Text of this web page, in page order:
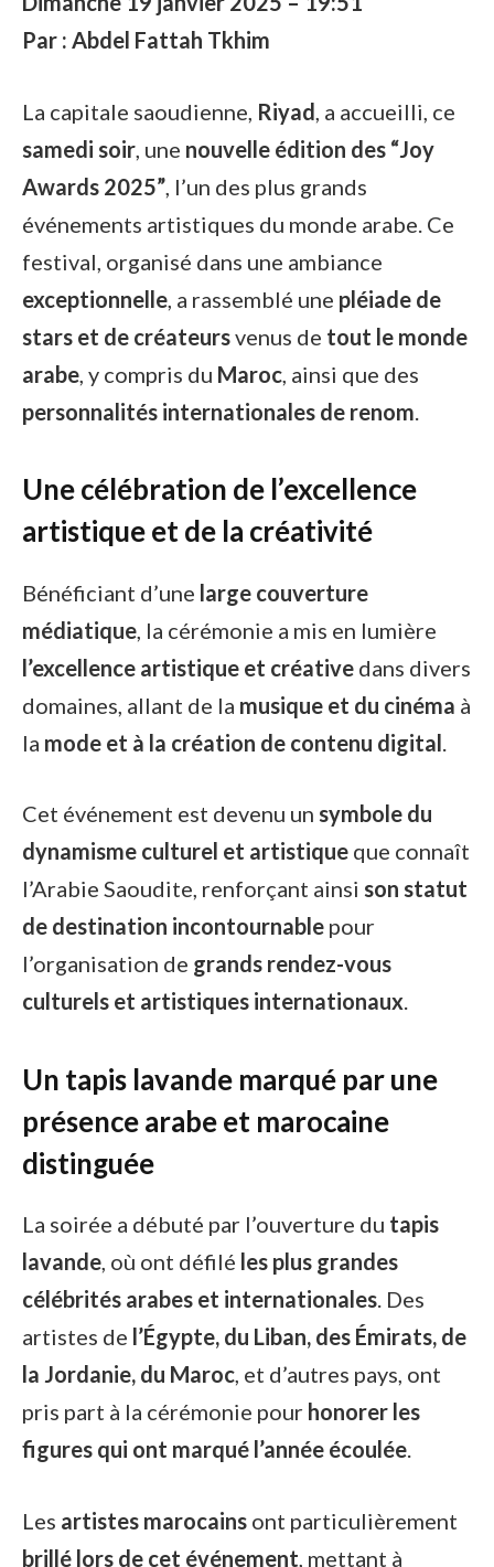
Par : Abdel Fattah Tkhim
La capitale saoudienne, Riyad , a accueilli, ce
samedi soir , une nouvelle édition des “Joy
Awards 2025” , l’un des plus grands
événements artistiques du monde arabe. Ce
festival, organisé dans une ambiance
exceptionnelle , a rassemblé une pléiade de
stars et de créateursvenus de tout le monde
arabe , y compris du Maroc , ainsi que des
personnalités internationales de renom
Une célébration de l’excellence
artistique et de la créativité
Bénéficiant d’une large couverture
médiatique , la cérémonie a mis en lumière
l’excellence artistique et créative dans divers
domaines, allant de la musique et du cinéma à
la mode et à la création de contenu digital
Cet événement est devenu un symbole du
dynamisme culturel et artistique que connaît
l’Arabie Saoudite, renforçant ainsi son statut
de destination incontournable pour
l’organisation de grands rendez-vous
culturels et artistiques internationaux.
Un tapis lavande marqué par une
présence arabe et marocaine
distinguée
La soirée a débuté par l’ouverture du tapis
lavande, où ont défilé les plus grandes
célébrités arabes et internationales. Des
artistes de l’Égypte, du Liban, des Émirats, de
la Jordanie, du Maroc, et d’autres pays, ont
pris part à la cérémonie pour honorer les
figures qui ont marqué l’année écoulée.
Les artistes marocains ont particulièrement
brillé lors de cet événement, mettant à